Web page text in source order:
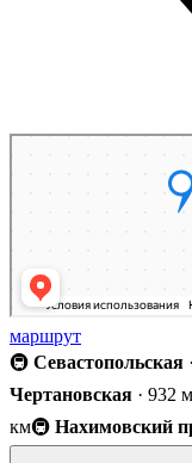
маршрут
🚇 Севастопольская
Чертановская · 932 м
км🚇 Нахимовский